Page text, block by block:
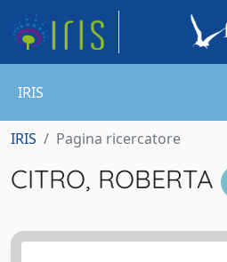
IRIS
IRIS Pagina ricercatore
CITRO, ROBERTA